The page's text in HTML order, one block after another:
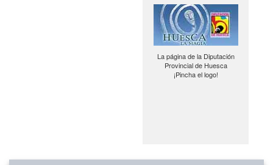
La página de la Diputación
Provincial de Huesca
¡Pincha el logo!